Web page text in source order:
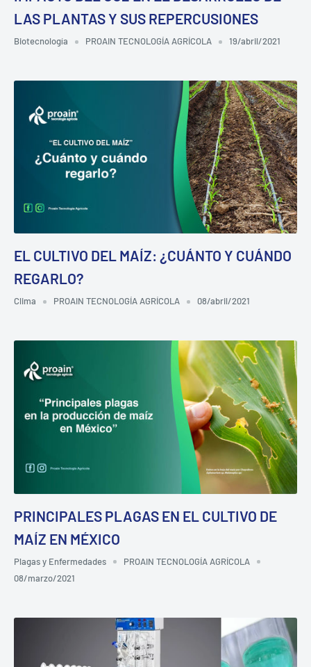
LAS PLANTAS Y SUS REPERCUSIONES
Biotecnología PROAIN TECNOLOGÍA AGRÍCOLA 19/abril/2021
EL CULTIVO DEL MAÍZ: ¿CUÁNTO Y CUÁNDO
REGARLO?
Clima PROAIN TECNOLOGÍA AGRÍCOLA 08/abril/2021
PRINCIPALES PLAGAS EN EL CULTIVO DE
MAÍZ EN MÉXICO
Plagas y Enfermedades
PROAIN TECNOLOGÍA AGRÍCOLA
08/marzo/2021